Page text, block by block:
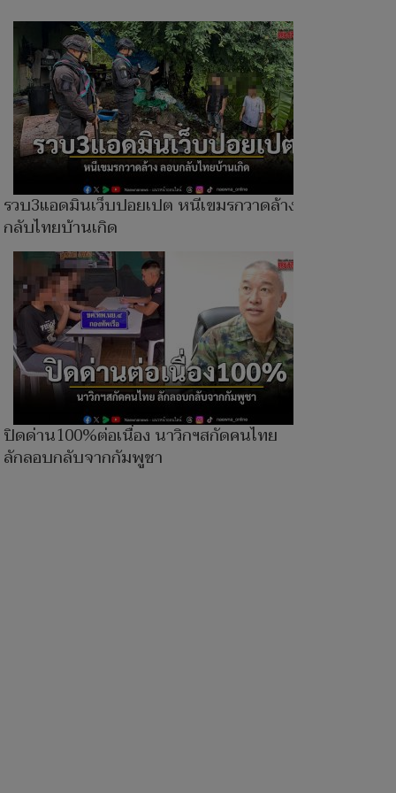
รวบ3แอดมินเว็บปอยเปต หนีเขมรกวาดล้าง ลอบ
กลับไทยบ้านเกิด
ปิดด่าน100%ต่อเนื่อง นาวิกฯสกัดคนไทย
ลักลอบกลับจากกัมพูชา